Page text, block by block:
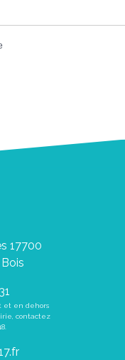
17700
et en dehors
contactez